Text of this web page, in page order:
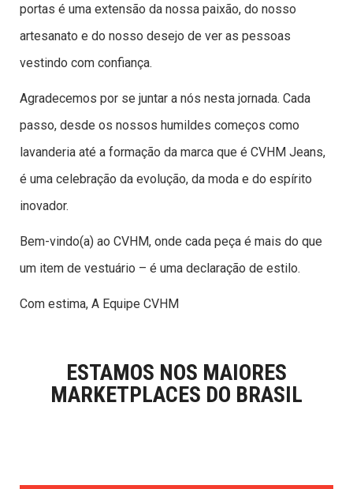
portas é uma extensão da nossa paixão, do nosso
artesanato e do nosso desejo de ver as pessoas
vestindo com confiança.
Agradecemos por se juntar a nós nesta jornada. Cada
passo, desde os nossos humildes começos como
lavanderia até a formação da marca que é CVHM Jeans,
é uma celebração da evolução, da moda e do espírito
inovador.
Bem-vindo(a) ao CVHM, onde cada peça é mais do que
um item de vestuário – é uma declaração de estilo.
Com estima, A Equipe CVHM
ESTAMOS NOS MAIORES
MARKETPLACES DO BRASIL